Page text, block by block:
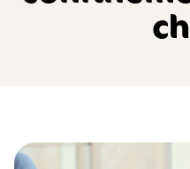
Coronavirus : Comment